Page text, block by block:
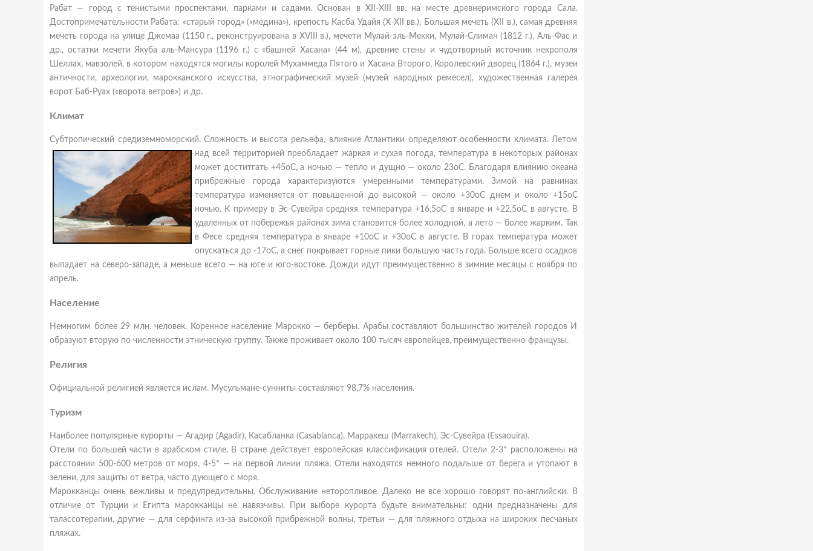
Рабат — город с тенистыми проспектами, парками и садами. Основан в XII-XIII вв. на месте древнеримского города Сала.
Достопримечательности Рабата: «старый город» («медина»), крепость Касба Удайя (X-XII вв.), Большая мечеть (XII в.), самая древняя
мечеть города на улице Джемаа (1150 г., реконструирована в XVIII в.), мечети Мулай-эль-Мекки, Мулай-Слиман (1812 г.), Аль-Фас и
др., остатки мечети Якуба аль-Мансура (1196 г.) с «башней Хасана» (44 м), древние стены и чудотворный источник некрополя
Шеллах, мавзолей, в котором находятся могилы королей Мухаммеда Пятого и Хасана Второго, Королевский дворец (1864 г.), музеи
античности, археологии, марокканского искусства, этнографический музей (музей народных ремесел), художественная галерея
ворот Баб-Руах («ворота ветров») и др.
Климат
Субтропический средиземноморский. Сложность и высота рельефа, влияние Атлантики определяют особенности климата. Летом
над всей территорией преобладает жаркая и сухая погода, температура в некоторых районах
может доститгать +45oС, а ночью — тепло и дущно — около 23oC. Благодаря влиянию океана
прибрежные города характеризуются умеренными температурами. Зимой на равнинах
температура изменяется от повышенной до высокой — около +30oС днем и около +15oС
ночью. К примеру в Эс-Сувейра средняя температура +16,5oС в январе и +22,5oС в августе. В
удаленных от побережья районах зима становится более холодной, а лето — более жарким. Так
в Фесе средняя температура в январе +10oС и +30oС в августе. В горах температура может
опускаться до -17oС, а снег покрывает горные пики большую часть года. Больше всего осадков
выпадает на северо-западе, а меньше всего — на юге и юго-востоке. Дожди идут преимущественно в зимние месяцы с ноября по
апрель.
Население
Немногим более 29 млн. человек. Коренное население Марокко — берберы. Арабы составляют большинство жителей городов И
образуют вторую по численности этническую группу. Также проживает около 100 тысяч европейцев, преимущественно французы.
Религия
Официальной религией является ислам. Мусульмане-сунниты составляют 98,7% населения.
Туризм
Наиболее популярные курорты — Агадир (Agadir), Касабланка (Casablanca), Марракеш (Marrakech), Эс-Сувейра (Essaouira).
Отели по большей части в арабском стиле. В стране действует европейская классификация отелей. Отели 2-3* расположены на
расстоянии 500-600 метров от моря, 4-5* — на первой линии пляжа. Отели находятся немного подальше от берега и утопают в
зелени, для защиты от ветра, часто дующего с моря.
Марокканцы очень вежливы и предупредительны. Обслуживание неторопливое. Далеко не все хорошо говорят по-английски. В
отличие от Турции и Египта марокканцы не навязчивы. При выборе курорта будьте внимательны: одни предназначены для
талассотерапии, другие — для серфинга из-за высокой прибрежной волны, третьи — для пляжного отдыха на широких песчаных
пляжах.